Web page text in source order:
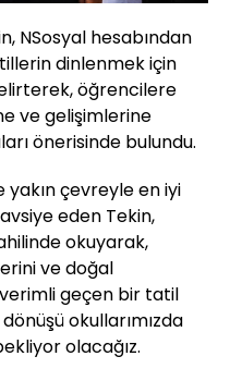
NSosyal hesabından
dinlenmek için
öğrencilere
ve gelişimlerine
önerisinde bulundu.
çevreyle en iyi
eden Tekin,
okuyarak,
ve doğal
geçen bir tatil
okullarımızda
olacağız.